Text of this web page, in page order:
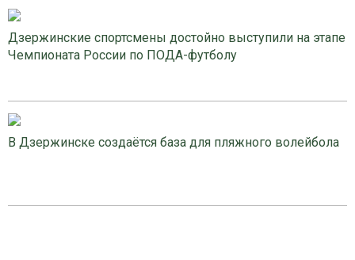
Дзержинские спортсмены достойно выступили на этапе
Чемпионата России по ПОДА-футболу
В Дзержинске создаётся база для пляжного волейбола